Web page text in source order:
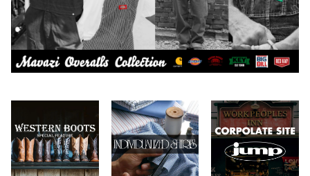
Dickies
DULUTH PACK
Easymoc
FERNAND LEATHER